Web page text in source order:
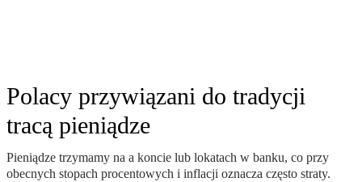
Polacy przywiązani do tradycji
tracą pieniądze
Pieniądze trzymamy na a koncie lub lokatach w banku, co przy
obecnych stopach procentowych i inflacji oznacza często straty.